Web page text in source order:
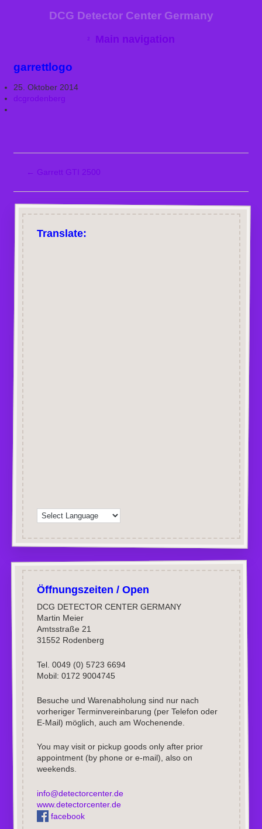
DCG Detector Center Germany
Main navigation
garrettlogo
25. Oktober 2014
dcgrodenberg
← Garrett GTI 2500
Translate:
Öffnungszeiten / Open
DCG DETECTOR CENTER GERMANY
Martin Meier
Amtsstraße 21
31552 Rodenberg
Tel. 0049 (0) 5723 6694
Mobil: 0172 9004745
Besuche und Warenabholung sind nur nach
vorheriger Terminvereinbarung (per Telefon oder
E-Mail) möglich, auch am Wochenende.
You may visit or pickup goods only after prior
appointment (by phone or e-mail), also on
weekends.
info@detectorcenter.de
www.detectorcenter.de
facebook